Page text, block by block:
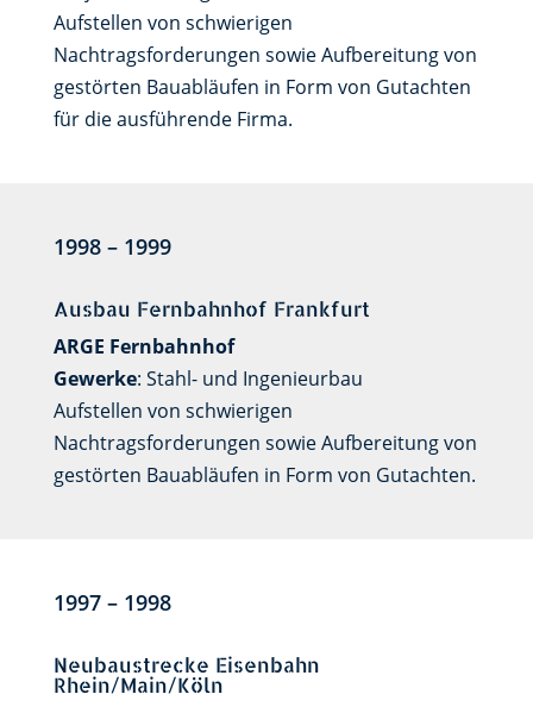
Aufstellen von schwierigen
Nachtragsforderungen sowie Aufbereitung von
gestörten Bauabläufen in Form von Gutachten
für die ausführende Firma.
1998 – 1999
Ausbau Fernbahnhof Frankfurt
ARGE Fernbahnhof
Gewerke: Stahl- und Ingenieurbau
Aufstellen von schwierigen
Nachtragsforderungen sowie Aufbereitung von
gestörten Bauabläufen in Form von Gutachten.
1997 – 1998
Neubaustrecke Eisenbahn
Rhein/Main/Köln